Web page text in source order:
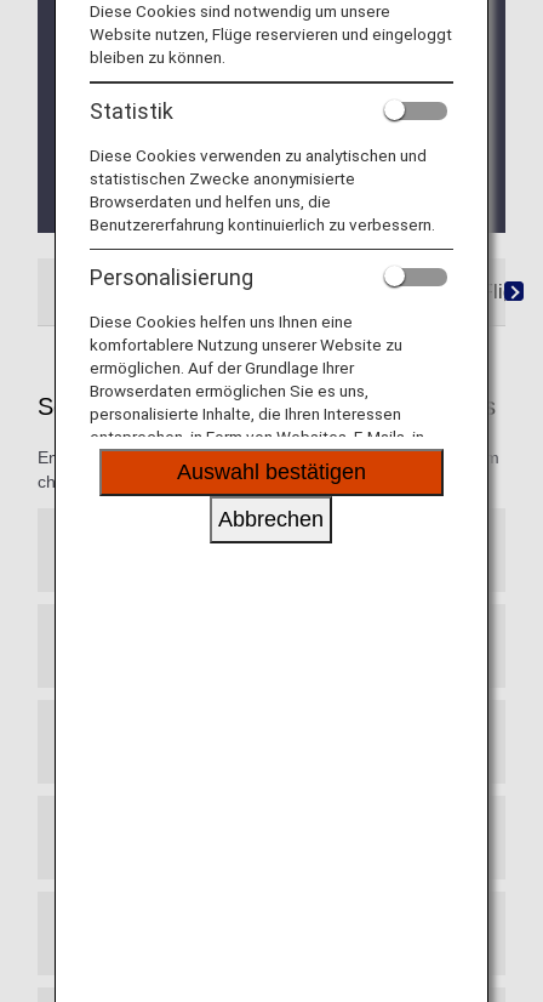
not be shared for flights operated by airlines other
than ANA. Please present your status card or digital
card when redeeming Premium Member Service
benefits. We apologize for the inconvenience.
We will be updating the ANA Super Flyers Card
service starting in April 2028.
For more details, please review the
the ANA Super Flyers Card System
ANA-Operated Flights Star Alliance Partner Flights
Services Offered on ANA-Operated Flights
Enjoy these special services that will take you smoothly from
check-in to baggage claim.
Diese Cookies sind notwendig um unsere
Website nutzen, Flüge reservieren und eingeloggt
bleiben zu können.
Statistik
Diese Cookies verwenden zu analytischen und
statistischen Zwecke anonymisierte
Browserdaten und helfen uns, die
Benutzererfahrung kontinuierlich zu verbessern.
Personalisierung
Diese Cookies helfen uns Ihnen eine
komfortablere Nutzung unserer Website zu
ermöglichen. Auf der Grundlage Ihrer
Browserdaten ermöglichen Sie es uns,
personalisierte Inhalte, die Ihren Interessen
entsprechen, in Form von Websites, E-Mails, in
sozialen Medien und Werbung anzubieten.
Auswahl bestätigen
Abbrechen